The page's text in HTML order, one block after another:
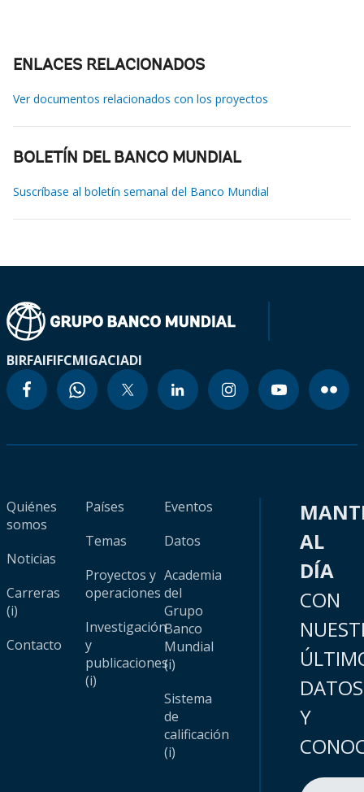
ENLACES RELACIONADOS
Ver documentos relacionados con los proyectos
BOLETÍN DEL BANCO MUNDIAL
Suscríbase al boletín semanal del Banco Mundial
BIRFAIFIFCMIGACIADI
Quiénes
somos
Noticias
Carreras
(i)
Contacto
Países
Temas
Proyectos y
operaciones
Investigación
y
publicaciones
(i)
Eventos
Datos
Academia
del
Grupo
Banco
Mundial
(i)
Sistema
de
calificación
(i)
AL
DÍA
CON
DATOS
Y